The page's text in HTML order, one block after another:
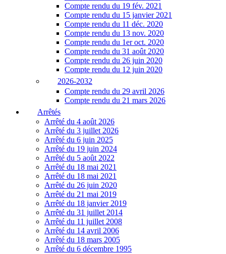
Compte rendu du 19 fév. 2021
Compte rendu du 15 janvier 2021
Compte rendu du 11 déc. 2020
Compte rendu du 13 nov. 2020
Compte rendu du 1er oct. 2020
Compte rendu du 31 août 2020
Compte rendu du 26 juin 2020
Compte rendu du 12 juin 2020
2026-2032
Compte rendu du 29 avril 2026
Compte rendu du 21 mars 2026
Arrêtés
Arrêté du 4 août 2026
Arrêté du 3 juillet 2026
Arrêté du 6 juin 2025
Arrêté du 19 juin 2024
Arrêté du 5 août 2022
Arrêté du 18 mai 2021
Arrêté du 18 mai 2021
Arrêté du 26 juin 2020
Arrêté du 21 mai 2019
Arrêté du 18 janvier 2019
Arrêté du 31 juillet 2014
Arrêté du 11 juillet 2008
Arrêté du 14 avril 2006
Arrêté du 18 mars 2005
Arrêté du 6 décembre 1995